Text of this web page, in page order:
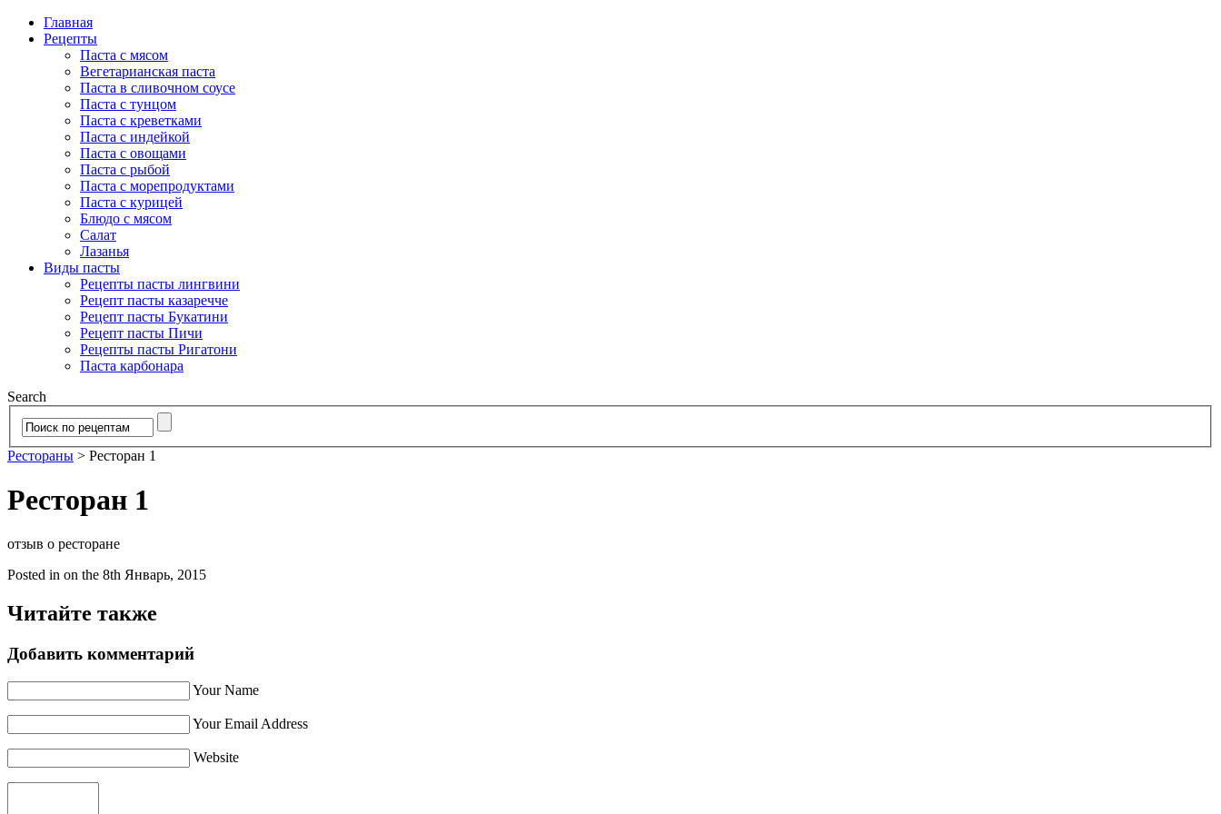
Главная
Рецепты
Паста с мясом
Вегетарианская паста
Паста в сливочном соусе
Паста с тунцом
Паста с креветками
Паста с индейкой
Паста с овощами
Паста с рыбой
Паста с морепродуктами
Паста с курицей
Блюдо с мясом
Салат
Лазанья
Виды пасты
Рецепты пасты лингвини
Рецепт пасты казаречче
Рецепт пасты Букатини
Рецепт пасты Пичи
Рецепты пасты Ригатони
Паста карбонара
Search
Рестораны > Ресторан 1
Ресторан 1
отзыв о ресторане
Posted in on the 8th Январь, 2015
Читайте также
Добавить комментарий
Your Name
Your Email Address
Website